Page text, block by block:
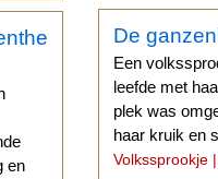
en
De
Een
leefde met
plek was
haar kruik en
Volkssprookje